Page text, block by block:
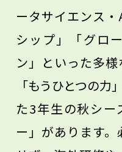
ータサイエンス
シップ」「グロ
ン」といった多
「もうひとつの
た3年生の秋シー
ー」があります